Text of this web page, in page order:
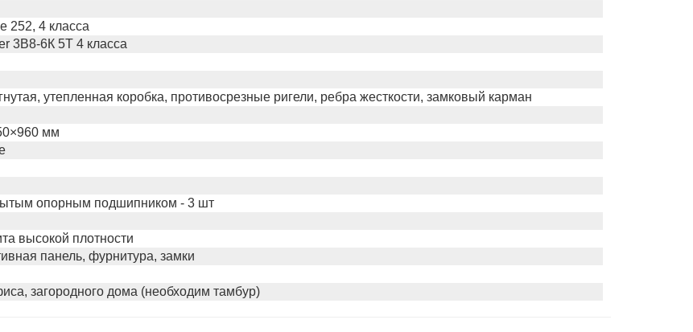
252, 4 класса
3В8-6К 5Т 4 класса
утепленная коробка, противосрезные ригели, ребра жесткости, замковый карман
мм
опорным подшипником - 3 шт
высокой плотности
панель, фурнитура, замки
загородного дома (необходим тамбур)